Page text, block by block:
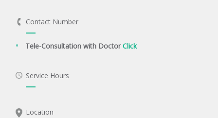
Contact Number
Tele-Consultation with DoctorClick
Service Hours
Location